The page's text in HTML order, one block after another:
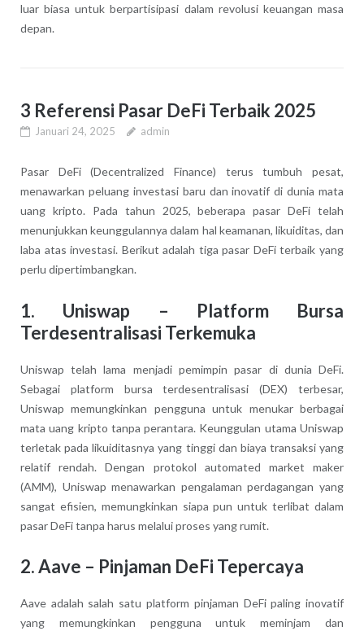
luar biasa untuk berpartisipasi dalam revolusi keuangan masa
depan.
3 Referensi Pasar DeFi Terbaik 2025
Januari 24, 2025 admin
Pasar DeFi (Decentralized Finance) terus tumbuh pesat,
menawarkan peluang investasi baru dan inovatif di dunia mata
uang kripto. Pada tahun 2025, beberapa pasar DeFi telah
menunjukkan keunggulannya dalam hal keamanan, likuiditas, dan
laba atas investasi. Berikut adalah tiga pasar DeFi terbaik yang
perlu dipertimbangkan.
1. Uniswap – Platform Bursa
Terdesentralisasi Terkemuka
Uniswap telah lama menjadi pemimpin pasar di dunia DeFi.
Sebagai platform bursa terdesentralisasi (DEX) terbesar,
Uniswap memungkinkan pengguna untuk menukar berbagai
mata uang kripto tanpa perantara. Keunggulan utama Uniswap
terletak pada likuiditasnya yang tinggi dan biaya transaksi yang
relatif rendah. Dengan protokol automated market maker
(AMM), Uniswap menawarkan pengalaman perdagangan yang
sangat efisien, memungkinkan siapa pun untuk terlibat dalam
pasar DeFi tanpa harus melalui proses yang rumit.
2. Aave – Pinjaman DeFi Tepercaya
Aave adalah salah satu platform pinjaman DeFi paling inovatif
yang memungkinkan pengguna untuk meminjam dan